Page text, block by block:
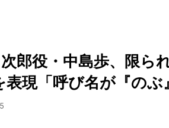
次郎役・中島歩、限ら
表現「呼び名が『のぶ